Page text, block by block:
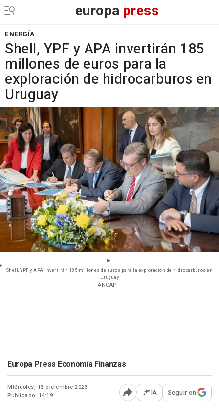
europa press
ENERGÍA
Shell, YPF y APA invertirán 185
millones de euros para la
exploración de hidrocarburos en
Uruguay
Shell, YPF y APA invertirán 185 millones de euros para la exploración de hidrocarburos en
Uruguay
- ANCAP
Europa Press Economía Finanzas
Miércoles, 13 diciembre 2023
Publicado: 14:19
Abrir opciones para
IA Seguir en